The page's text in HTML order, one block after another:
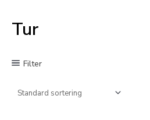
Tur
Filter